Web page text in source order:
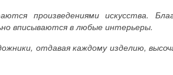
произведениями искусства.
вписываются в любые интерьеры.
отдавая каждому изделию,